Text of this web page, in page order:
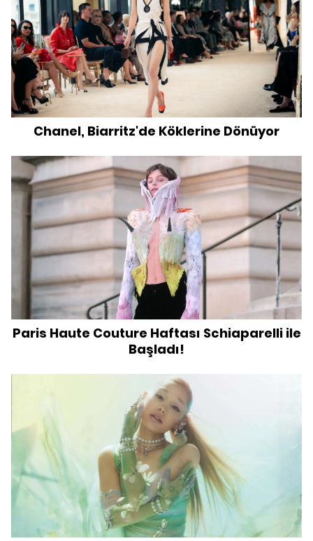
Chanel, Biarritz'de Köklerine Dönüyor
Paris Haute Couture Haftası Schiaparelli ile
Başladı!